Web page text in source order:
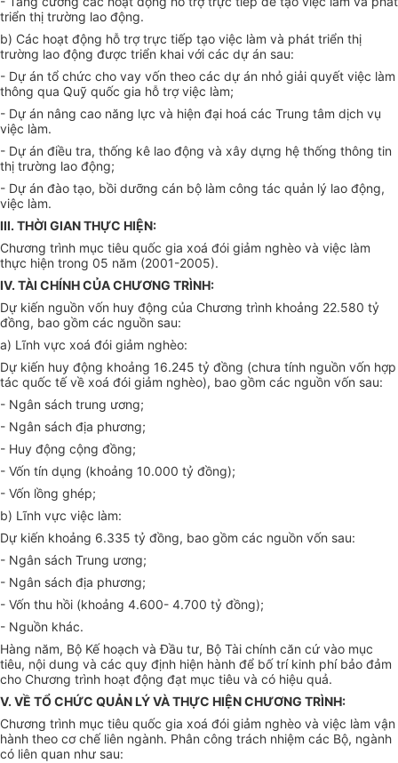
triển thị trường lao động.
b) Các hoạt động hỗ trợ trực tiếp tạo việc làm và phát triển thị
trường lao động được triển khai với các dự án sau:
- Dự án tổ chức cho vay vốn theo các dự án nhỏ giải quyết việc làm
thông qua Quỹ quốc gia hỗ trợ việc làm;
- Dự án nâng cao năng lực và hiện đại hoá các Trung tâm dịch vụ
việc làm.
- Dự án điều tra, thống kê lao động và xây dựng hệ thống thông tin
thị trường lao động;
- Dự án đào tạo, bồi dưỡng cán bộ làm công tác quản lý lao động,
việc làm.
III. THỜI GIAN THỰC HIỆN:
Chương trình mục tiêu quốc gia xoá đói giảm nghèo và việc làm
thực hiện trong 05 năm (2001-2005).
IV. TÀI CHÍNH CỦA CHƯƠNG TRÌNH:
Dự kiến nguồn vốn huy động của Chương trình khoảng 22.580 tỷ
đồng, bao gồm các nguồn sau:
a) Lĩnh vực xoá đói giảm nghèo:
Dự kiến huy động khoảng 16.245 tỷ đồng (chưa tính nguồn vốn hợp
tác quốc tế về xoá đói giảm nghèo), bao gồm các nguồn vốn sau:
- Ngân sách trung ương;
- Ngân sách địa phương;
- Huy động cộng đồng;
- Vốn tín dụng (khoảng 10.000 tỷ đồng);
- Vốn lồng ghép;
b) Lĩnh vực việc làm:
Dự kiến khoảng 6.335 tỷ đồng, bao gồm các nguồn vốn sau:
- Ngân sách Trung ương;
- Ngân sách địa phương;
- Vốn thu hồi (khoảng 4.600- 4.700 tỷ đồng);
- Nguồn khác.
Hàng năm, Bộ Kế hoạch và Đầu tư, Bộ Tài chính căn cứ vào mục
tiêu, nội dung và các quy định hiện hành để bố trí kinh phí bảo đảm
cho Chương trình hoạt động đạt mục tiêu và có hiệu quả.
V. VỀ TỔ CHỨC QUẢN LÝ VÀ THỰC HIỆN CHƯƠNG TRÌNH:
Chương trình mục tiêu quốc gia xoá đói giảm nghèo và việc làm vận
hành theo cơ chế liên ngành. Phân công trách nhiệm các Bộ, ngành
có liên quan như sau: